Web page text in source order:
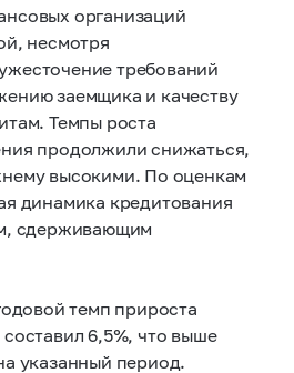
организаций
несмотря
требований
заемщика и качеству
Темпы роста
продолжили снижаться,
высокими. По оценкам
динамика кредитования
сдерживающим
темп прироста
6,5%, что выше
указанный период.